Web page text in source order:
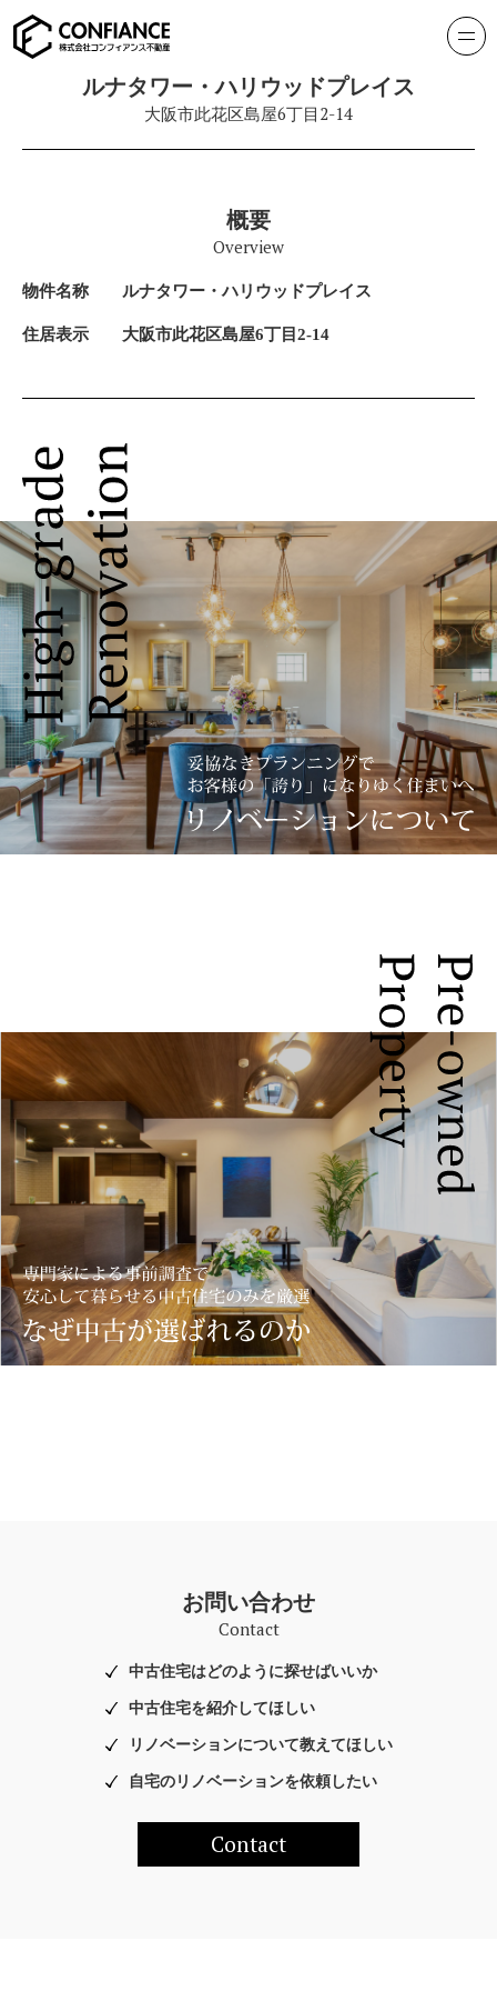
ルナタワー・ハリウッドプレイス
大阪市此花区島屋6丁目2-14
概要
Overview
物件名称 ルナタワー・ハリウッドプレイス
住居表示 大阪市此花区島屋6丁目2-14
お問い合わせ
Contact
中古住宅はどのように探せばいいか
中古住宅を紹介してほしい
リノベーションについて教えてほしい
自宅のリノベーションを依頼したい
Contact